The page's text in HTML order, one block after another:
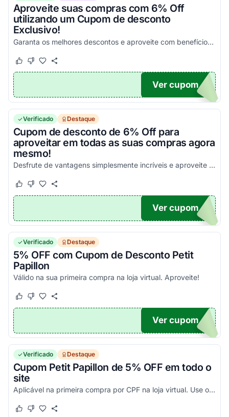
Aproveite suas compras com 6% Off
utilizando um Cupom de desconto
Exclusivo!
Garanta os melhores descontos e aproveite com benefícios incríveis aplicando seus códigos!
Este cupom funcionou
Este cupom não funcionou
UPOM
Ver cupom
Verificado Destaque
Cupom de desconto de 6% Off para
aproveitar em todas as suas compras agora
mesmo!
Desfrute de vantagens simplesmente incríveis e aproveite para economizar nas suas compras agora mesmo!
Este cupom funcionou
Este cupom não funcionou
OX
Ver cupom
Verificado Destaque
5% OFF com Cupom de Desconto Petit
Papillon
Válido na sua primeira compra na loja virtual. Aproveite!
Este cupom funcionou
Este cupom não funcionou
NDO
Ver cupom
Verificado Destaque
Cupom Petit Papillon de 5% OFF em todo o
site
Aplicável na primeira compra por CPF na loja virtual. Use o código promocional Petit Papillon Bebê &amp; Criança e aproveite essa oportunidade.
Este cupom funcionou
Este cupom não funcionou